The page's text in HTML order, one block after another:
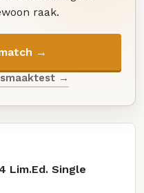
raak.
→
→
Lim.Ed. Single